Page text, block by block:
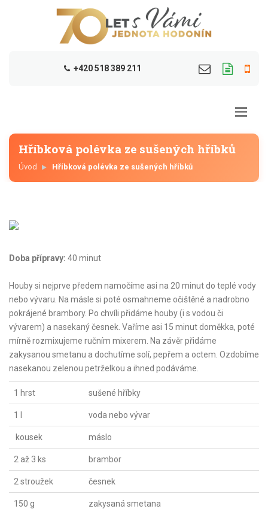
+420 518 389 211
Hříbková polévka ze sušených hříbků
Úvod Hříbková polévka ze sušených hříbků
Doba přípravy: 40 minut
Houby si nejprve předem namočíme asi na 20 minut do teplé vody
nebo vývaru. Na másle si poté osmahneme očištěné a nadrobno
pokrájené brambory. Po chvíli přidáme houby (i s vodou či
vývarem) a nasekaný česnek. Vaříme asi 15 minut doměkka, poté
mírně rozmixujeme ručním mixerem. Na závěr přidáme
zakysanou smetanu a dochutíme solí, pepřem a octem. Ozdobíme
nasekanou zelenou petrželkou a ihned podáváme.
1 hrst sušené hříbky
1 l voda nebo vývar
kousek máslo
2 až 3 ks brambor
2 stroužek česnek
150 g zakysaná smetana